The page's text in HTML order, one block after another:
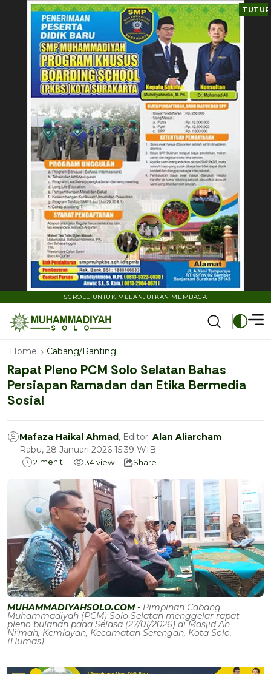
TUTUP
SCROLL UNTUK MELANJUTKAN MEMBACA
Home Cabang/Ranting
Rapat Pleno PCM Solo Selatan Bahas
Persiapan Ramadan dan Etika Bermedia
Sosial
Mafaza Haikal Ahmad, Editor: Alan Aliarcham
Rabu, 28 Januari 2026 15:39 WIB
2 menit 34view Share
MUHAMMADIYAHSOLO.COM - Pimpinan Cabang
Muhammadiyah (PCM) Solo Selatan menggelar rapat
pleno bulanan pada Selasa (27/01/2026) di Masjid An
Ni’mah, Kemlayan, Kecamatan Serengan, Kota Solo.
(Humas)